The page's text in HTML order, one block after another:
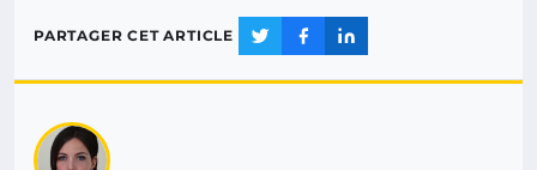
PARTAGER CET ARTICLE